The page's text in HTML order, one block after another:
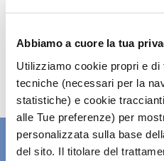
Abbiamo a cuore la tua
Utilizziamo cookie propri e di
tecniche (necessari per la
statistiche) e cookie
alle Tue preferenze) per
personalizzata sulla base
del sito. Il titolare del